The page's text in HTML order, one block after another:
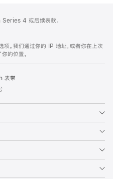
4 或后续表款。
项。我们通过你的 IP 地址，或者你在上次
的位置。
表带